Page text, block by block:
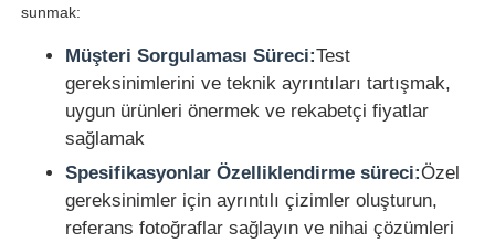
sunmak:
Müşteri Sorgulaması Süreci:Test
gereksinimlerini ve teknik ayrıntıları tartışmak,
uygun ürünleri önermek ve rekabetçi fiyatlar
sağlamak
Spesifikasyonlar Özelliklendirme süreci:Özel
gereksinimler için ayrıntılı çizimler oluşturun,
referans fotoğraflar sağlayın ve nihai çözümleri